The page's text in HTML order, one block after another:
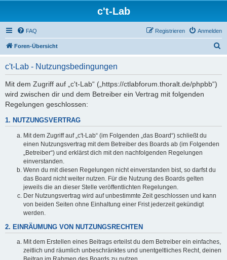
c't-Lab
FAQ Anmelden
Registrieren
Foren-Übersicht
c't-Lab - Nutzungsbedingungen
Mit dem Zugriff auf „c't-Lab“ („https://ctlabforum.thoralt.de/phpbb“)
wird zwischen dir und dem Betreiber ein Vertrag mit folgenden
Regelungen geschlossen:
1. NUTZUNGSVERTRAG
Mit dem Zugriff auf „c't-Lab“ (im Folgenden „das Board“) schließt du
einen Nutzungsvertrag mit dem Betreiber des Boards ab (im Folgenden
„Betreiber“) und erklärst dich mit den nachfolgenden Regelungen
einverstanden.
Wenn du mit diesen Regelungen nicht einverstanden bist, so darfst du
das Board nicht weiter nutzen. Für die Nutzung des Boards gelten
jeweils die an dieser Stelle veröffentlichten Regelungen.
Der Nutzungsvertrag wird auf unbestimmte Zeit geschlossen und kann
von beiden Seiten ohne Einhaltung einer Frist jederzeit gekündigt
werden.
2. EINRÄUMUNG VON NUTZUNGSRECHTEN
Mit dem Erstellen eines Beitrags erteilst du dem Betreiber ein einfaches,
zeitlich und räumlich unbeschränktes und unentgeltliches Recht, deinen